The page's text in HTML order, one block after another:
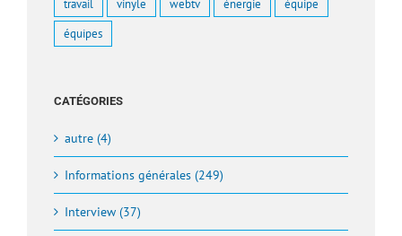
travail vinyle webtv énergie équipe
équipes
CATÉGORIES
autre (4)
Informations générales (249)
Interview (37)